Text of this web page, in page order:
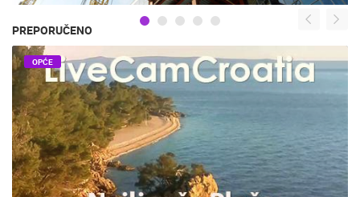
PREPORUČENO
OPĆE